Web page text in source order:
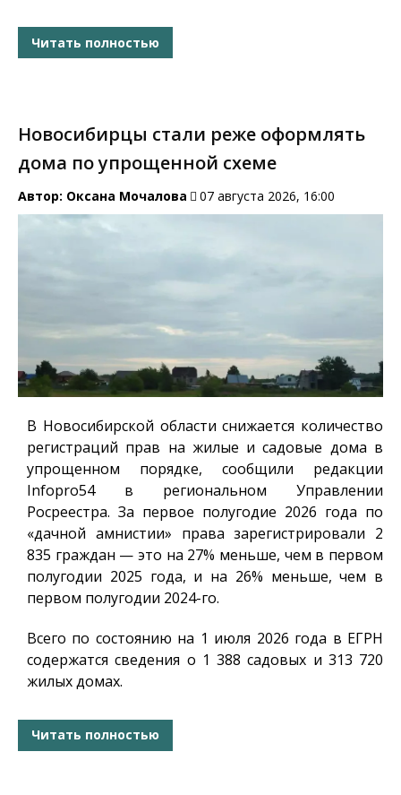
Читать полностью
Новосибирцы стали реже оформлять
дома по упрощенной схеме
Автор: Оксана Мочалова 07 августа 2026, 16:00
В Новосибирской области снижается количество
регистраций прав на жилые и садовые дома в
упрощенном порядке, сообщили редакции
Infopro54в региональном Управлении
Росреестра. За первое полугодие 2026 года по
«дачной амнистии» права зарегистрировали 2
835 граждан — это на 27% меньше, чем в первом
полугодии 2025 года, и на 26% меньше, чем в
первом полугодии 2024-го.
Всего по состоянию на 1 июля 2026 года в ЕГРН
содержатся сведения о 1 388 садовых и 313 720
жилых домах.
Читать полностью